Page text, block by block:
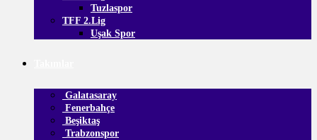
Tuzlaspor
TFF 2.Lig
Uşak Spor
Galatasaray
Fenerbahçe
Beşiktaş
Trabzonspor